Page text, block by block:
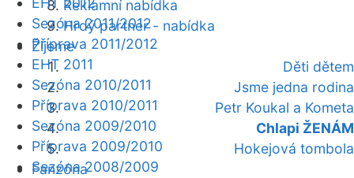
Reklamní nabídka
Hrdý partner - nabídka
Žijeme
Děti dětem
Jsme jedna rodina
Petr Koukal a Kometa
Chlapi ŽENÁM
Hokejová tombola
Fanzóna
Sezóna 2011/2012
Příprava 2011/2012
EHT 2011
Sezóna 2010/2011
Příprava 2010/2011
Sezóna 2009/2010
Příprava 2009/2010
Sezóna 2008/2009